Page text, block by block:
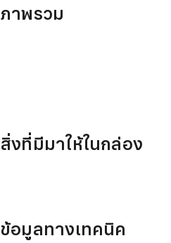
ภาพรวม
สิ่งที่มีมาให้ในกล่อง
ข้อมูลทางเทคนิค